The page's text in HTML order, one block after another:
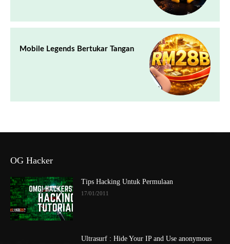
Mobile Legends Bertukar Tangan
OG Hacker
Tips Hacking Untuk Permulaan
17/01/2011
Ultrasurf : Hide Your IP and Use anonymous